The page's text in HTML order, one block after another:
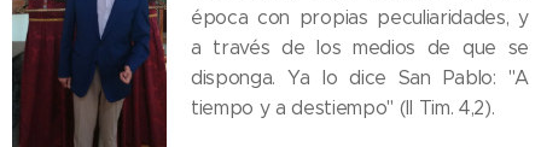
época con propias peculiaridades, y
a través de los medios de que se
disponga. Ya lo dice San Pablo: "A
tiempo y a destiempo" (II Tim. 4,2).